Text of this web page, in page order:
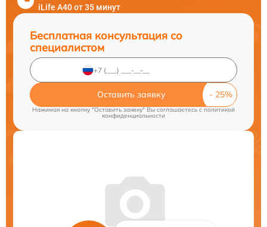
iLife A40 от 35 минут
Бесплатная консультация со
специалистом
Оставить заявку
Нажимая на кнопку "Оставить заявку" Вы соглашаетесь c политикой
конфиденциальности